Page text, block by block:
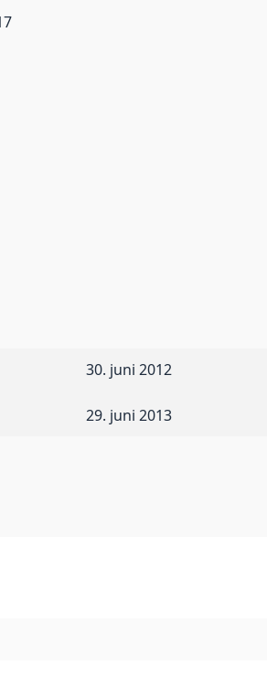
30. juni 2012
29. juni 2013
annen spesifikasjon, som ligger